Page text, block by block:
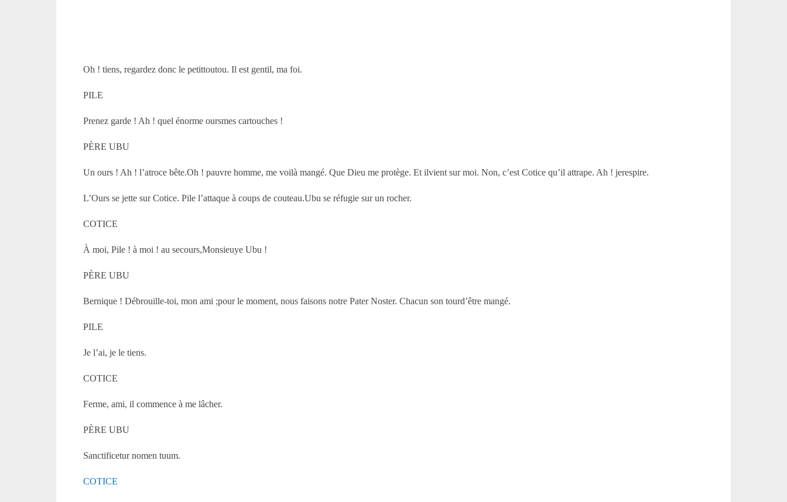
Oh ! tiens, regardez donc le petittoutou. Il est gentil, ma foi.
PILE
Prenez garde ! Ah ! quel énorme oursmes cartouches !
PÈRE UBU
Un ours ! Ah ! l’atroce bête.Oh ! pauvre homme, me voilà mangé. Que Dieu me protège. Et ilvient sur moi. Non, c’est Cotice qu’il attrape. Ah ! jerespire.
L’Ours se jette sur Cotice. Pile l’attaque à coups de couteau.Ubu se réfugie sur un rocher.
COTICE
À moi, Pile ! à moi ! au secours,Monsieuye Ubu !
PÈRE UBU
Bernique ! Débrouille-toi, mon ami ;pour le moment, nous faisons notre Pater Noster. Chacun son tourd’être mangé.
PILE
Je l’ai, je le tiens.
COTICE
Ferme, ami, il commence à me lâcher.
PÈRE UBU
Sanctificetur nomen tuum.
COTICE